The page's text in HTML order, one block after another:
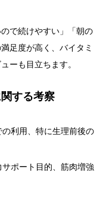
で続けやすい」「朝の
足度が高く、バイタミ
ーも目立ちます。
する考察
利用、特に生理前後の
ポート目的、筋肉増強